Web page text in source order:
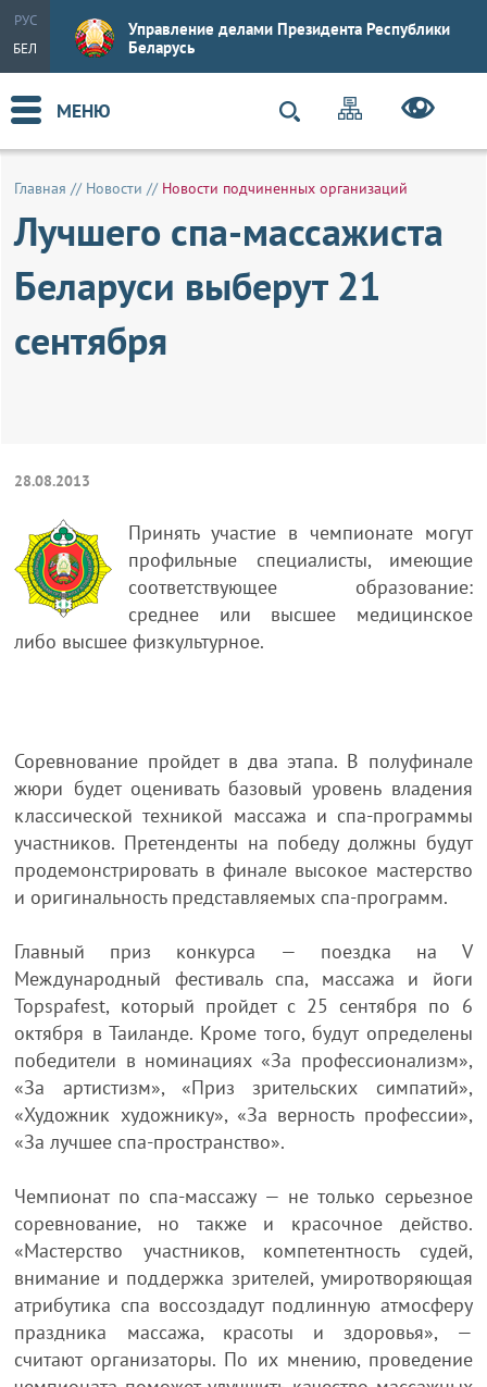
РУС
БЕЛ
Управление делами Президента Республики
Беларусь
МЕНЮ
Главная // Новости // Новости подчиненных организаций
Лучшего спа-массажиста
Беларуси выберут 21
сентября
28.08.2013
Принять участие в чемпионате могут
профильные специалисты, имеющие
соответствующее образование:
среднее или высшее медицинское
либо высшее физкультурное.
Соревнование пройдет в два этапа. В полуфинале
жюри будет оценивать базовый уровень владения
классической техникой массажа и спа-программы
участников. Претенденты на победу должны будут
продемонстрировать в финале высокое мастерство
и оригинальность представляемых спа-программ.
Главный приз конкурса — поездка на V
Международный фестиваль спа, массажа и йоги
Topspafest, который пройдет с 25 сентября по 6
октября в Таиланде. Кроме того, будут определены
победители в номинациях «За профессионализм»,
«За артистизм», «Приз зрительских симпатий»,
«Художник художнику», «За верность профессии»,
«За лучшее спа-пространство».
Чемпионат по спа-массажу — не только серьезное
соревнование, но также и красочное действо.
«Мастерство участников, компетентность судей,
внимание и поддержка зрителей, умиротворяющая
атрибутика спа воссоздадут подлинную атмосферу
праздника массажа, красоты и здоровья», —
считают организаторы. По их мнению, проведение